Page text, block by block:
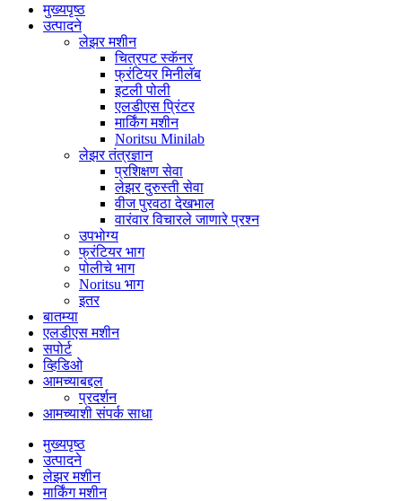
मुख्यपृष्ठ
उत्पादने
लेझर मशीन
चित्रपट स्कॅनर
फ्रंटियर मिनीलॅब
इटली पोली
एलडीएस प्रिंटर
मार्किंग मशीन
Noritsu Minilab
लेझर तंत्रज्ञान
प्रशिक्षण सेवा
लेझर दुरुस्ती सेवा
वीज पुरवठा देखभाल
वारंवार विचारले जाणारे प्रश्न
उपभोग्य
फ्रंटियर भाग
पोलीचे भाग
Noritsu भाग
इतर
बातम्या
एलडीएस मशीन
सपोर्ट
व्हिडिओ
आमच्याबद्दल
प्रदर्शन
आमच्याशी संपर्क साधा
मुख्यपृष्ठ
उत्पादने
लेझर मशीन
मार्किंग मशीन